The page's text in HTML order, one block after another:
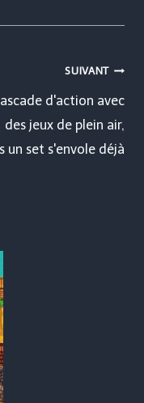
SUIVANT
d'action avec
des jeux de plein air,
un set s'envole déjà